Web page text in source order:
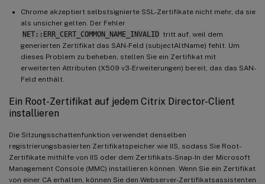
Chrome akzeptiert selbstsignierte SSL-Zertifikate nicht mehr, da sie
als unsicher gelten. Der Fehler
NET::ERR_CERT_COMMON_NAME_INVALID tritt auf, weil dem
generierten Zertifikat das SAN-Feld (subjectAltName) fehlt. Um
dieses Problem zu beheben, stellen Sie ein Zertifikat mit
erweiterten Attributen (X509 v3-Erweiterungen) bereit, das das SAN-
Feld enthält.
Ein Root-Zertifikat auf jedem Citrix Director-Client
installieren
Die Sitzungsschattenfunktion verwendet denselben
registrierungsbasierten Zertifikatspeicher wie IIS, sodass Sie Root-
Zertifikate mithilfe von IIS oder dem Zertifikats-Snap-In der Microsoft
Management Console (MMC) installieren können. Wenn Sie ein Zertifikat
von einer CA erhalten, können Sie den Webserver-Zertifikatsassistenten